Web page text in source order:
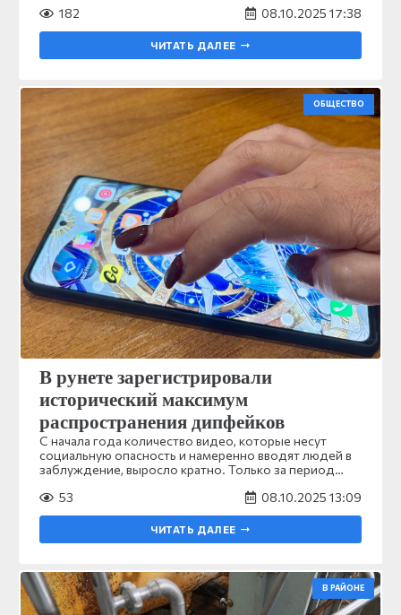
182 08.10.2025 17:38
ЧИТАТЬ ДАЛЕЕ
ОБЩЕСТВО
В рунете зарегистрировали
исторический максимум
распространения дипфейков
С начала года количество видео, которые несут
социальную опасность и намеренно вводят людей в
заблуждение, выросло кратно. Только за период…
53
08.10.2025 13:09
ЧИТАТЬ ДАЛЕЕ
В РАЙОНЕ